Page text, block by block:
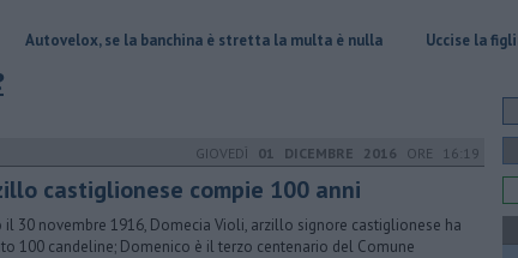
se la banchina è stretta la multa è nulla Uccise la figlia di 4 anni,
GIOVEDÌ 01 DICEMBRE 2016 ORE 16:19
castiglionese compie 100 anni
il 30 novembre 1916, Domecia Violi, arzillo signore castiglionese ha
100 candeline; Domenico è il terzo centenario del Comune